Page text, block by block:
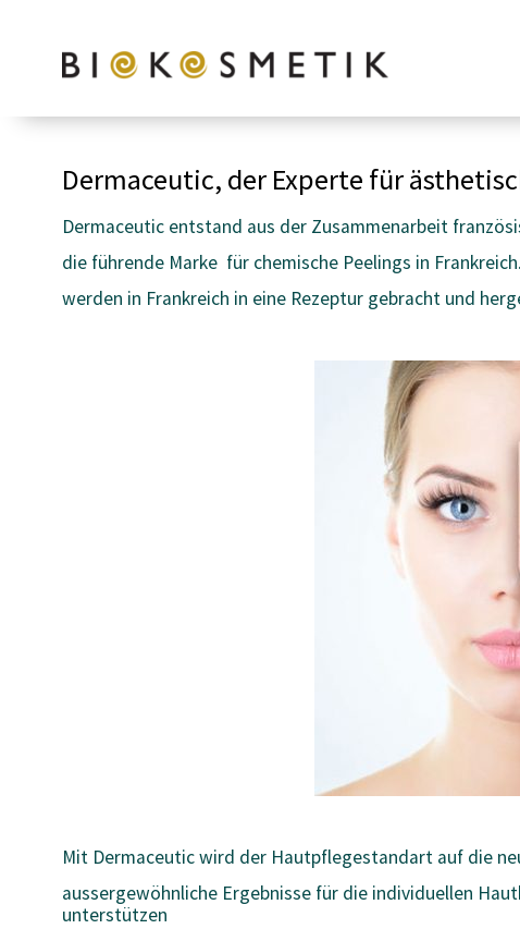
springen
Dermaceutic, der Experte für
Dermaceutic entstand aus der Zusammenarbeit
die führende Marke für chemische Peelings in
werden in Frankreich in eine Rezeptur gebracht und
Mit Dermaceutic wird der Hautpflegestandart auf die
aussergewöhnliche Ergebnisse für die individuellen
unterstützen